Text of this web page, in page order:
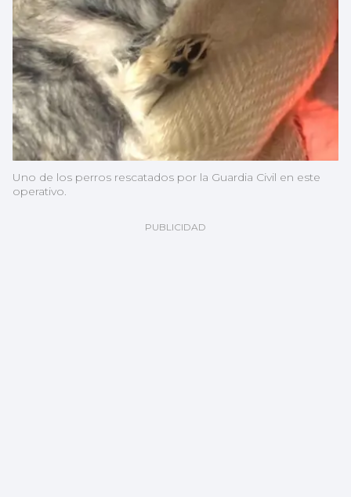
Uno de los perros rescatados por la Guardia Civil en este
operativo.